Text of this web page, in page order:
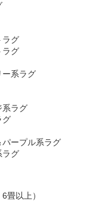
ラグ
ラグ
ー系ラグ
系ラグ
グ
ープル系ラグ
ラグ
畳以上）